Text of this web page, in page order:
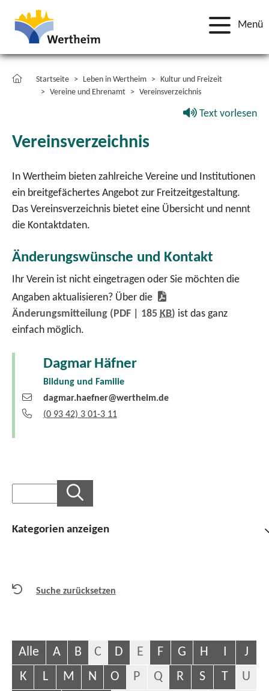
Menü
Startseite Leben in Wertheim
Kultur und Freizeit
Vereine und Ehrenamt
Vereinsverzeichnis
Text vorlesen
Vereinsverzeichnis
In Wertheim bieten zahlreiche Vereine und Institutionen
ein breitgefächertes Angebot zur Freitzeitgestaltung.
Das Vereinsverzeichnis bietet eine Übersicht und nennt
die Kontaktdaten.
Änderungswünsche und Kontakt
Ihr Verein ist nicht eingetragen oder Sie möchten die
Angaben aktualisieren? Über die
Änderungsmitteilung (PDF | 185 KB) ist das ganz
einfach möglich.
Dagmar Häfner
Bildung und Familie
dagmar.haefner@wertheim.de
(0 93 42) 3 01-3 11
Kategorien anzeigen
Suche zurücksetzen
Alle A B C D E F G H
J
K
L M N O P Q R S T
U